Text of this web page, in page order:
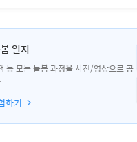
일지
등 모든 돌봄 과정을 사진/영상으로 공
하기